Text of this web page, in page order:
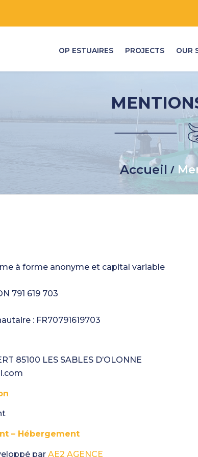
OP ESTUAIRES PROJECTS OUR
Accueil /
à forme anonyme et capital variable
791 619 703
: FR70791619703
85100 LES SABLES D’OLONNE
– Hébergement
par AE2 AGENCE